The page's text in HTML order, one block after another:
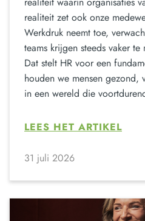
realiteit zet ook onze
Werkdruk neemt toe,
teams krijgen steeds vaker
Dat stelt HR voor een
houden we mensen gezond,
in een wereld die
LEES HET ARTIKEL
31 juli 2026